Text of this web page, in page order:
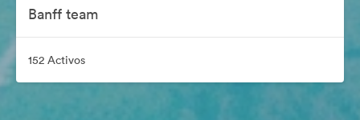
Banff team
152 Activos